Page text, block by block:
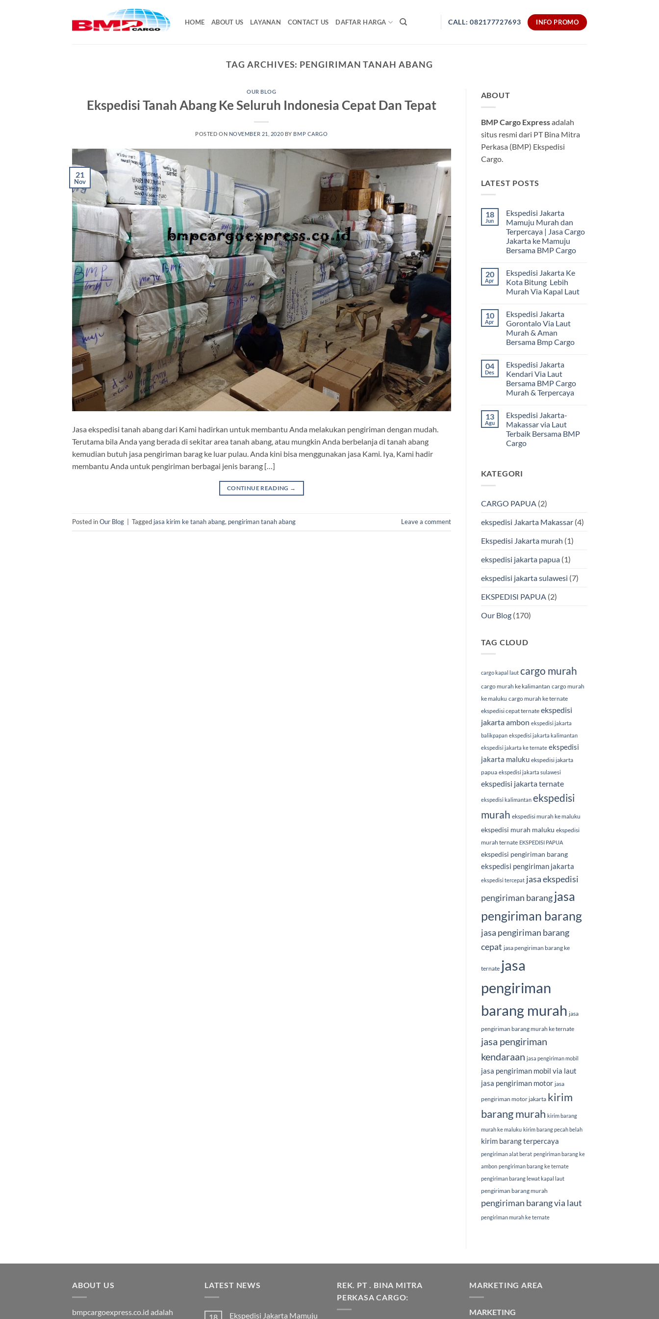
HOME ABOUT US LAYANAN CONTACT US DAFTAR HARGA CALL: 082177727693 INFO PROMO
TAG ARCHIVES: PENGIRIMAN TANAH ABANG
OUR BLOG
Ekspedisi Tanah Abang Ke Seluruh Indonesia Cepat Dan Tepat
POSTED ON NOVEMBER 21, 2020 BY BMP CARGO
21
Nov
Jasa ekspedisi tanah abang dari Kami hadirkan untuk membantu Anda melakukan pengiriman dengan mudah.
Terutama bila Anda yang berada di sekitar area tanah abang, atau mungkin Anda berbelanja di tanah abang
kemudian butuh jasa pengiriman barag ke luar pulau. Anda kini bisa menggunakan jasa Kami. Iya, Kami hadir
membantu Anda untuk pengiriman berbagai jenis barang […]
CONTINUE READING →
Posted inOur Blog Tagged jasa kirim ke tanah abang, pengiriman tanah abang Leave a comment
ABOUT
BMP Cargo Expressadalah
situs resmi dari PT Bina Mitra
Perkasa (BMP) Ekspedisi
Cargo.
LATEST POSTS
18
Jun
Ekspedisi Jakarta
Mamuju Murah dan
Terpercaya | Jasa Cargo
Jakarta ke Mamuju
Bersama BMP Cargo
komentar
pada
Ekspedisi
Jakarta
dan
Terpercaya
|
Jasa
Cargo
Jakarta
Bersama
BMP
Cargo
20
Apr
Ekspedisi Jakarta Ke
Kota Bitung Lebih
Murah Via Kapal Laut
komentar
pada
Ekspedisi
Jakarta
Ke
Kota
Murah
Via
Kapal
Laut
10
Apr
Ekspedisi Jakarta
Gorontalo Via Laut
Murah & Aman
Bersama Bmp Cargo
komentar
pada
Ekspedisi
Jakarta
Gorontalo
Via
&
Aman
Bersama
Bmp
Cargo
04
Des
Ekspedisi Jakarta
Kendari Via Laut
Bersama BMP Cargo
Murah & Terpercaya
komentar
pada
Ekspedisi
Jakarta
Kendari
Via
Cargo
13
Agu
Ekspedisi Jakarta-
Makassar via Laut
Terbaik Bersama BMP
Cargo
pada
Ekspedisi
Laut
BMP
KATEGORI
CARGO PAPUA(2)
ekspedisi Jakarta Makassar(4)
Ekspedisi Jakarta murah (1)
ekspedisi jakarta papua(1)
ekspedisi jakarta sulawesi (7)
EKSPEDISI PAPUA(2)
Our Blog(170)
TAG CLOUD
cargo kapal laut cargo murah
cargo murah ke kalimantan cargo murah
ke maluku cargo murah ke ternate
ekspedisi cepat ternate ekspedisi
jakarta ambon ekspedisi jakarta
balikpapan ekspedisi jakarta kalimantan
ekspedisi jakarta ke ternate ekspedisi
jakarta maluku ekspedisi jakarta
papua ekspedisi jakarta sulawesi
ekspedisi jakarta ternate
ekspedisi kalimantan ekspedisi
murah ekspedisi murah ke maluku
ekspedisi murah maluku ekspedisi
murah ternate EKSPEDISI PAPUA
ekspedisi pengiriman barang
ekspedisi pengiriman jakarta
ekspedisi tercepat jasa ekspedisi
pengiriman barang jasa
pengiriman barang
jasa pengiriman barang
cepat jasa pengiriman barang ke
ternate jasa
pengiriman
barang murah jasa
pengiriman barang murah ke ternate
jasa pengiriman
kendaraan jasa pengiriman mobil
jasa pengiriman mobil via laut
jasa pengiriman motor jasa
pengiriman motor jakarta kirim
barang murah kirim barang
murah ke maluku kirim barang pecah belah
kirim barang terpercaya
pengiriman alat berat pengiriman barang ke
ambon pengiriman barang ke ternate
pengiriman barang lewat kapal laut
pengiriman barang murah
pengiriman barang via laut
pengiriman murah ke ternate
ABOUT US
bmpcargoexpress.co.id adalah
LATEST NEWS
18 Ekspedisi Jakarta Mamuju
REK. PT . BINA MITRA
PERKASA CARGO:
MARKETING AREA
MARKETING